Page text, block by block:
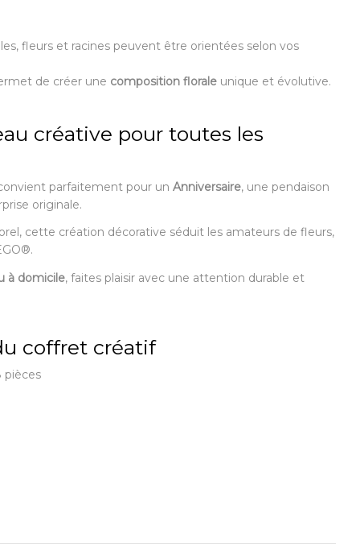
fleurs et racines peuvent être orientées selon vos
de créer une composition florale unique et évolutive.
créative pour toutes les
parfaitement pour un Anniversaire, une pendaison
originale.
cette création décorative séduit les amateurs de fleurs,
à domicile, faites plaisir avec une attention durable et
coffret créatif
pièces